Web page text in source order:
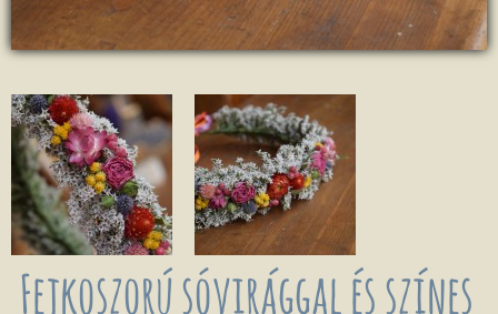
Fejkoszorú sóvirággal és színes